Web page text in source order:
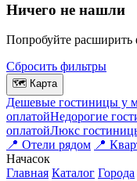
Ничего не нашли
Попробуйте расширить
Сбросить фильтры
🗺 Карта
Дешевые гостиницы у
оплатойНедорогие
оплатойЛюкс
📍 Отели рядом 📍
Начасок
Главная Каталог Города